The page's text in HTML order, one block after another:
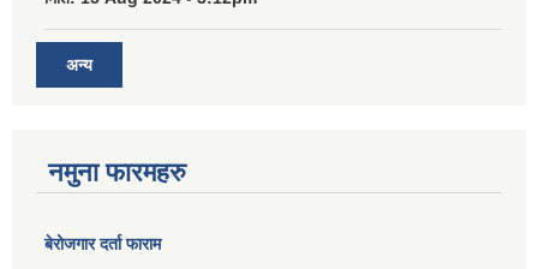
अन्य
नमुना फारमहरु
बेरोजगार दर्ता फाराम